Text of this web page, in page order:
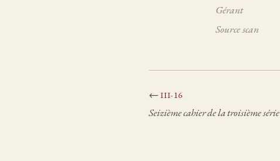
Gérant
Source scan
← III-16
Seizième cahier de la troisième série